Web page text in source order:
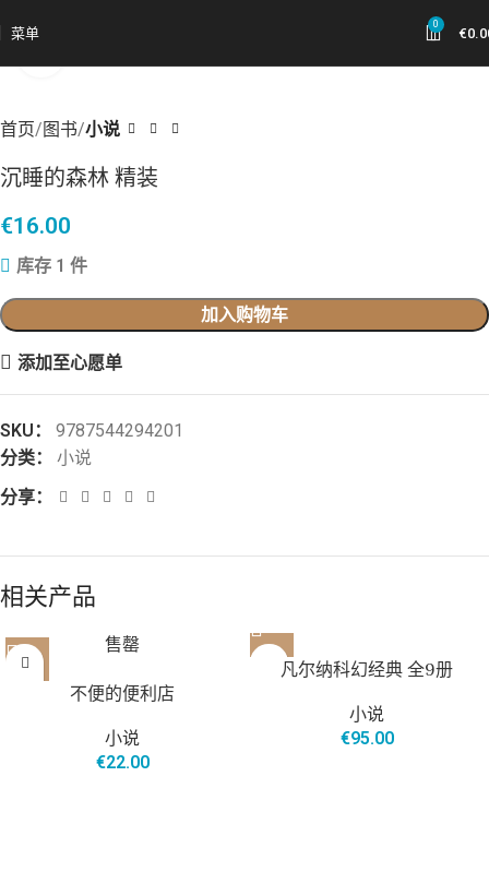
菜单
0
€
首页 图书 小说
沉睡的森林 精装
€16.00
库存 1 件
加入购物车
添加至心愿单
SKU： 9787544294201
分类：
小说
分享：
相关产品
售罄
不便的便利店
小说
€22.00
凡尔纳科幻经典 全9册
小说
€95.00